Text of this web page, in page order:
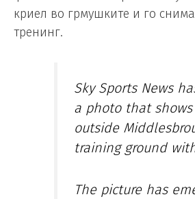
криел во грмушките и го
тренинг.
Sky Sports News
a photo that
outside
training ground
The picture has